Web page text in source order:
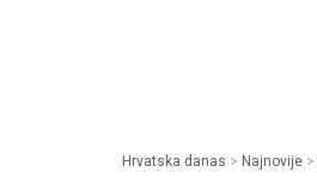
Hrvatska danas > Najnovije >